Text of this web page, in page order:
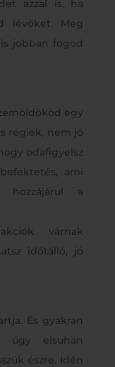
azzal is, ha
lévőket. Meg
jobban fogod
egy
régiek, nem jó
odafigyelsz
ami
hozzájárul a
várnak
időtálló, jó
És gyakran
úgy elsuhan
észre. Idén